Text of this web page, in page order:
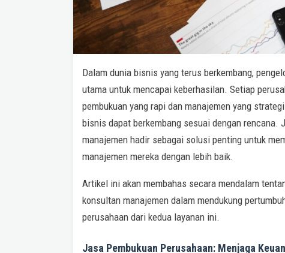
Dalam dunia bisnis yang terus berkembang,
utama untuk mencapai keberhasilan. Setiap
pembukuan yang rapi dan manajemen yang
bisnis dapat berkembang sesuai dengan rencana.
manajemen hadir sebagai solusi penting untuk
manajemen mereka dengan lebih baik.
Artikel ini akan membahas secara mendalam
konsultan manajemen dalam mendukung
perusahaan dari kedua layanan ini.
Jasa Pembukuan Perusahaan: Menjaga